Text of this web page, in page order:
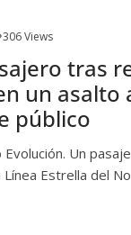
306 Views
tras
un asalto
público
Evolución. Un
Estrella del